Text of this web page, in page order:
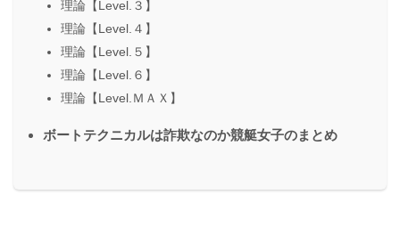
理論【Level.３】
理論【Level.４】
理論【Level.５】
理論【Level.６】
理論【Level.ＭＡＸ】
ボートテクニカルは詐欺なのか競艇女子のまとめ